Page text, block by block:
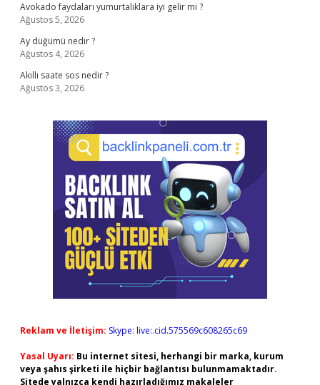
Avokado faydaları yumurtalıklara iyi gelir mi ?
Ağustos 5, 2026
Ay düğümü nedir ?
Ağustos 4, 2026
Akıllı saate sos nedir ?
Ağustos 3, 2026
Reklam ve İletişim: Skype: live:.cid.575569c608265c69
Yasal Uyarı: Bu internet sitesi, herhangi bir marka, kurum
veya şahıs şirketi ile hiçbir bağlantısı bulunmamaktadır.
Sitede yalnızca kendi hazırladığımız makaleler